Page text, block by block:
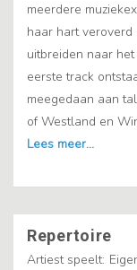
meerdere
haar hart
uitbreiden naar
eerste track
meegedaan aan
of Westland en
Repertoire
Artiest speelt: